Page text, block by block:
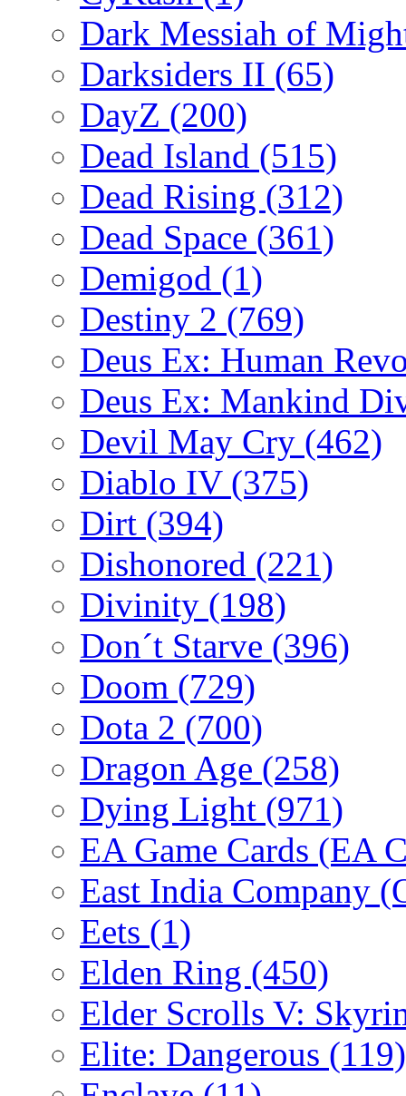
Dark Messiah of
Darksiders II (65)
DayZ (200)
Dead Island (515)
Dead Rising (312)
Dead Space (361)
Demigod (1)
Destiny 2 (769)
Deus Ex: Human
Deus Ex: Mankind
Devil May Cry (462)
Diablo IV (375)
Dirt (394)
Dishonored (221)
Divinity (198)
Don´t Starve (396)
Doom (729)
Dota 2 (700)
Dragon Age (258)
Dying Light (971)
EA Game Cards (EA
East India Company
Eets (1)
Elden Ring (450)
Elder Scrolls V:
Elite: Dangerous (119)